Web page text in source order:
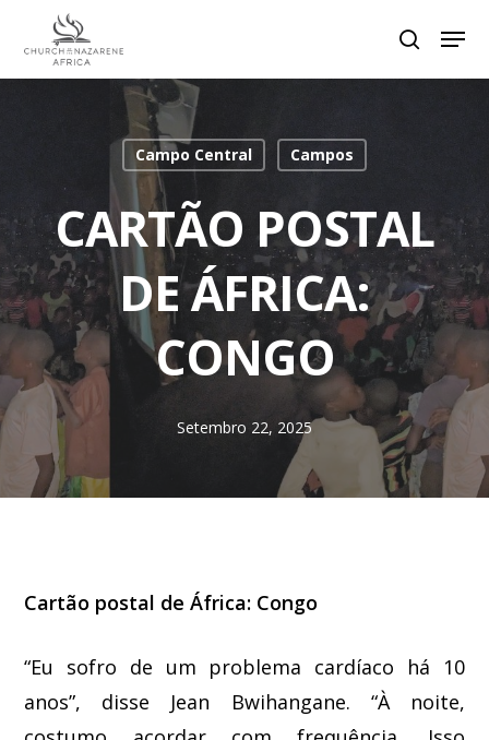
Hit enter to search or ESC to close
Campo Central Campos
CARTÃO POSTAL
DE ÁFRICA:
CONGO
Setembro 22, 2025
Cartão postal de África: Congo
“Eu sofro de um problema cardíaco há 10
anos”, disse Jean Bwihangane. “À noite,